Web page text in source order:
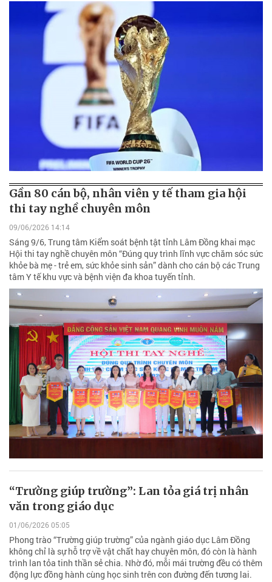
Gần 80 cán bộ, nhân viên y tế tham gia hội
thi tay nghề chuyên môn
09/06/2026 14:14
Sáng 9/6, Trung tâm Kiểm soát bệnh tật tỉnh Lâm Đồng khai mạc
Hội thi tay nghề chuyên môn “Đúng quy trình lĩnh vực chăm sóc sức
khỏe bà mẹ - trẻ em, sức khỏe sinh sản” dành cho cán bộ các Trung
tâm Y tế khu vực và bệnh viện đa khoa tuyến tỉnh.
“Trường giúp trường”: Lan tỏa giá trị nhân
văn trong giáo dục
01/06/2026 05:05
Phong trào “Trường giúp trường” của ngành giáo dục Lâm Đồng
không chỉ là sự hỗ trợ về vật chất hay chuyên môn, đó còn là hành
trình lan tỏa tinh thần sẻ chia. Nhờ đó, mỗi mái trường đều có thêm
động lực đồng hành cùng học sinh trên con đường đến tương lai.